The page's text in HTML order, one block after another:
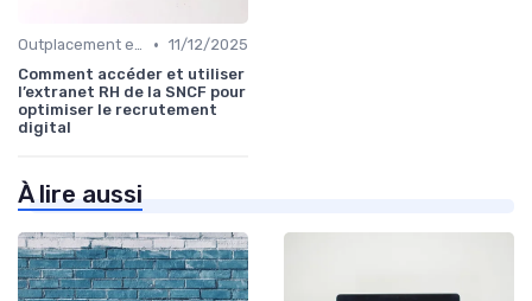
Outplacement et Conseil RH • 11/12/2025
Comment accéder et utiliser
l’extranet RH de la SNCF pour
optimiser le recrutement
digital
À lire aussi